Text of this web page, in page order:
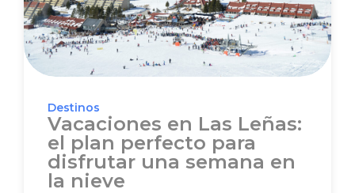
Destinos
Vacaciones en Las Leñas:
el plan perfecto para
disfrutar una semana en
la nieve